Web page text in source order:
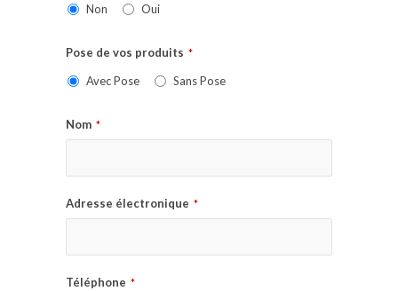
Non Oui
Pose de vos produits *
Avec Pose Sans Pose
Nom *
Adresse électronique *
Téléphone *